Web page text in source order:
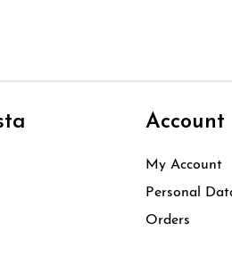
Account
My Account
Personal
Orders